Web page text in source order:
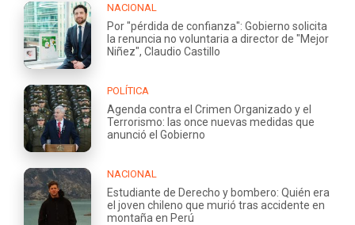
NACIONAL
Por "pérdida de confianza": Gobierno solicita
la renuncia no voluntaria a director de "Mejor
Niñez", Claudio Castillo
POLÍTICA
Agenda contra el Crimen Organizado y el
Terrorismo: las once nuevas medidas que
anunció el Gobierno
NACIONAL
Estudiante de Derecho y bombero: Quién era
el joven chileno que murió tras accidente en
montaña en Perú